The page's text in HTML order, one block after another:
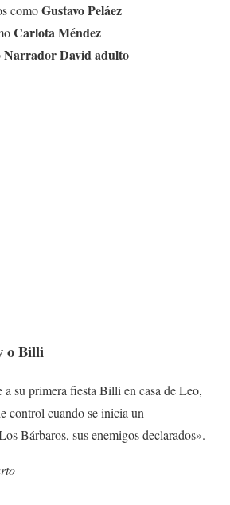
comoGustavo Peláez
Carlota Méndez
Narrador David adulto
o Billi
su primera fiesta Billi en casa de Leo,
control cuando se inicia un
Bárbaros, sus enemigos declarados».